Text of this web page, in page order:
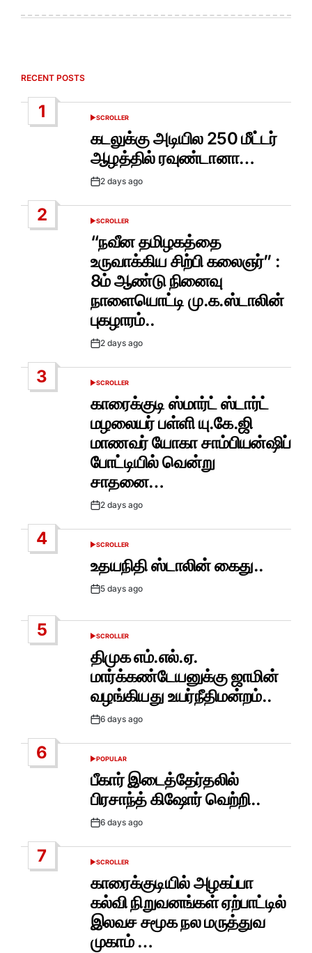
RECENT POSTS
1
POSTED
SCROLLER
கடலுக்கு அடியில 250 மீட்டர்
ஆழத்தில் ரவுண்டானா…
Post2 days ago
2
POSTED
IN
SCROLLER
“நவீன தமிழகத்தை
உருவாக்கிய சிற்பி கலைஞர்” :
8ம் ஆண்டு நினைவு
நாளையொட்டி மு.க.ஸ்டாலின்
புகழாரம்..
Post2 days ago
3
POSTED
SCROLLER
காரைக்குடி ஸ்மார்ட் ஸ்டார்ட்
மழலையர் பள்ளி யு.கே.ஜி
மாணவர் யோகா சாம்பியன்ஷிப்
போட்டியில் வென்று
சாதனை…
Post2 days ago
4
POSTED
SCROLLER
உதயநிதி ஸ்டாலின் கைது..
Post5 days ago
5
POSTED
SCROLLER
திமுக எம்.எல்.ஏ.
மார்க்கண்டேயனுக்கு ஜாமின்
வழங்கியது உயர்நீதிமன்றம்..
Post6 days ago
6
POSTED
IN
POPULAR
பீகார் இடைத்தேர்தலில்
பிரசாந்த் கிஷோர் வெற்றி..
Post6 days ago
7
POSTED
SCROLLER
காரைக்குடியில் அழகப்பா
கல்வி நிறுவனங்கள் ஏற்பாட்டில்
இலவச சமூக நல மருத்துவ
முகாம் …